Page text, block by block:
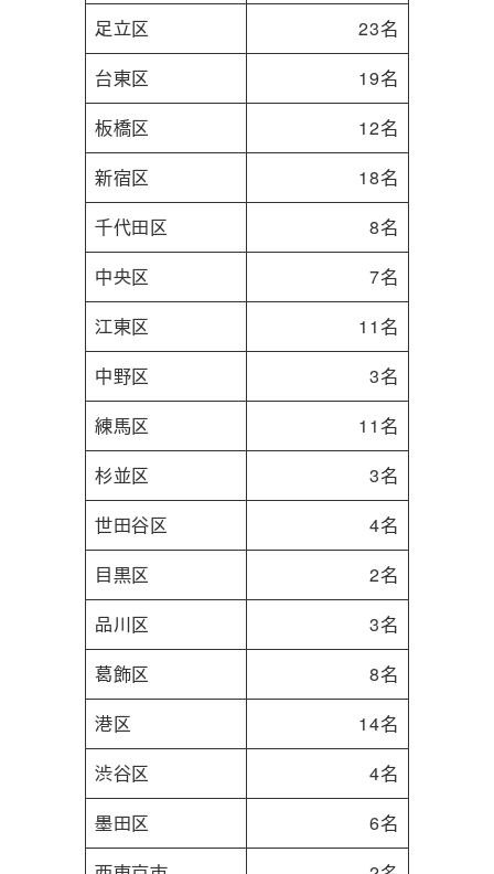
足立区
23名
台東区
19名
板橋区
12名
新宿区
18名
千代田区
8名
中央区
7名
江東区
11名
中野区
3名
練馬区
11名
杉並区
3名
世田谷区
4名
目黒区
2名
品川区
3名
葛飾区
8名
港区
14名
渋谷区
4名
墨田区
6名